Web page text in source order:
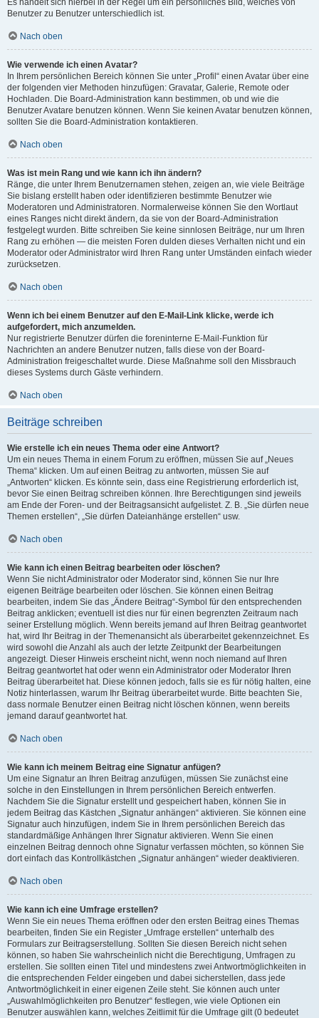
Es handelt sich hierbei in der Regel um ein persönliches Bild, welches von
Benutzer zu Benutzer unterschiedlich ist.
Nach oben
Wie verwende ich einen Avatar?
In Ihrem persönlichen Bereich können Sie unter „Profil“ einen Avatar über eine
der folgenden vier Methoden hinzufügen: Gravatar, Galerie, Remote oder
Hochladen. Die Board-Administration kann bestimmen, ob und wie die
Benutzer Avatare benutzen können. Wenn Sie keinen Avatar benutzen können,
sollten Sie die Board-Administration kontaktieren.
Nach oben
Was ist mein Rang und wie kann ich ihn ändern?
Ränge, die unter Ihrem Benutzernamen stehen, zeigen an, wie viele Beiträge
Sie bislang erstellt haben oder identifizieren bestimmte Benutzer wie
Moderatoren und Administratoren. Normalerweise können Sie den Wortlaut
eines Ranges nicht direkt ändern, da sie von der Board-Administration
festgelegt wurden. Bitte schreiben Sie keine sinnlosen Beiträge, nur um Ihren
Rang zu erhöhen — die meisten Foren dulden dieses Verhalten nicht und ein
Moderator oder Administrator wird Ihren Rang unter Umständen einfach wieder
zurücksetzen.
Nach oben
Wenn ich bei einem Benutzer auf den E-Mail-Link klicke, werde ich
aufgefordert, mich anzumelden.
Nur registrierte Benutzer dürfen die foreninterne E-Mail-Funktion für
Nachrichten an andere Benutzer nutzen, falls diese von der Board-
Administration freigeschaltet wurde. Diese Maßnahme soll den Missbrauch
dieses Systems durch Gäste verhindern.
Nach oben
Beiträge schreiben
Wie erstelle ich ein neues Thema oder eine Antwort?
Um ein neues Thema in einem Forum zu eröffnen, müssen Sie auf „Neues
Thema“ klicken. Um auf einen Beitrag zu antworten, müssen Sie auf
„Antworten“ klicken. Es könnte sein, dass eine Registrierung erforderlich ist,
bevor Sie einen Beitrag schreiben können. Ihre Berechtigungen sind jeweils
am Ende der Foren- und der Beitragsansicht aufgelistet. Z. B. „Sie dürfen neue
Themen erstellen“, „Sie dürfen Dateianhänge erstellen“ usw.
Nach oben
Wie kann ich einen Beitrag bearbeiten oder löschen?
Wenn Sie nicht Administrator oder Moderator sind, können Sie nur Ihre
eigenen Beiträge bearbeiten oder löschen. Sie können einen Beitrag
bearbeiten, indem Sie das „Ändere Beitrag“-Symbol für den entsprechenden
Beitrag anklicken; eventuell ist dies nur für einen begrenzten Zeitraum nach
seiner Erstellung möglich. Wenn bereits jemand auf Ihren Beitrag geantwortet
hat, wird Ihr Beitrag in der Themenansicht als überarbeitet gekennzeichnet. Es
wird sowohl die Anzahl als auch der letzte Zeitpunkt der Bearbeitungen
angezeigt. Dieser Hinweis erscheint nicht, wenn noch niemand auf Ihren
Beitrag geantwortet hat oder wenn ein Administrator oder Moderator Ihren
Beitrag überarbeitet hat. Diese können jedoch, falls sie es für nötig halten, eine
Notiz hinterlassen, warum Ihr Beitrag überarbeitet wurde. Bitte beachten Sie,
dass normale Benutzer einen Beitrag nicht löschen können, wenn bereits
jemand darauf geantwortet hat.
Nach oben
Wie kann ich meinem Beitrag eine Signatur anfügen?
Um eine Signatur an Ihren Beitrag anzufügen, müssen Sie zunächst eine
solche in den Einstellungen in Ihrem persönlichen Bereich entwerfen.
Nachdem Sie die Signatur erstellt und gespeichert haben, können Sie in
jedem Beitrag das Kästchen „Signatur anhängen“ aktivieren. Sie können eine
Signatur auch hinzufügen, indem Sie in Ihrem persönlichen Bereich das
standardmäßige Anhängen Ihrer Signatur aktivieren. Wenn Sie einen
einzelnen Beitrag dennoch ohne Signatur verfassen möchten, so können Sie
dort einfach das Kontrollkästchen „Signatur anhängen“ wieder deaktivieren.
Nach oben
Wie kann ich eine Umfrage erstellen?
Wenn Sie ein neues Thema eröffnen oder den ersten Beitrag eines Themas
bearbeiten, finden Sie ein Register „Umfrage erstellen“ unterhalb des
Formulars zur Beitragserstellung. Sollten Sie diesen Bereich nicht sehen
können, so haben Sie wahrscheinlich nicht die Berechtigung, Umfragen zu
erstellen. Sie sollten einen Titel und mindestens zwei Antwortmöglichkeiten in
die entsprechenden Felder eingeben und dabei sicherstellen, dass jede
Antwortmöglichkeit in einer eigenen Zeile steht. Sie können auch unter
„Auswahlmöglichkeiten pro Benutzer“ festlegen, wie viele Optionen ein
Benutzer auswählen kann, welches Zeitlimit für die Umfrage gilt (0 bedeutet